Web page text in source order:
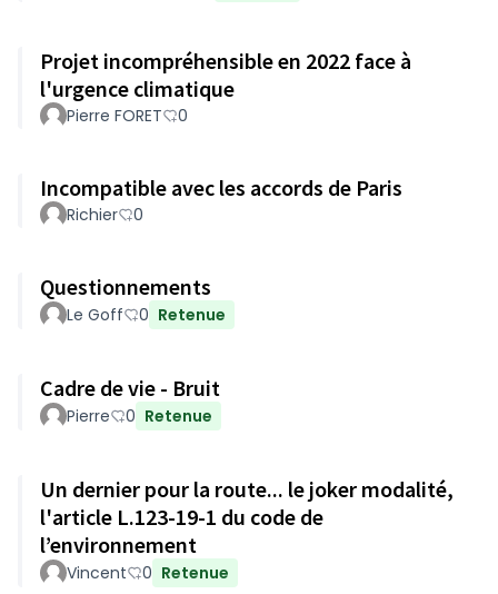
Projet incompréhensible en 2022 face à
l'urgence climatique
Pierre FORET 0
Incompatible avec les accords de Paris
Richier 0
Questionnements
Le Goff 0 Retenue
Cadre de vie - Bruit
Pierre 0 Retenue
Un dernier pour la route... le joker modalité,
l'article L.123-19-1 du code de
l’environnement
Vincent 0 Retenue